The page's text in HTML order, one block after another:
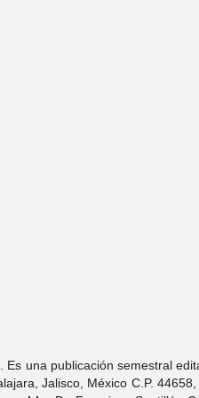
Es una publicación semestral
Jalisco, México C.P.